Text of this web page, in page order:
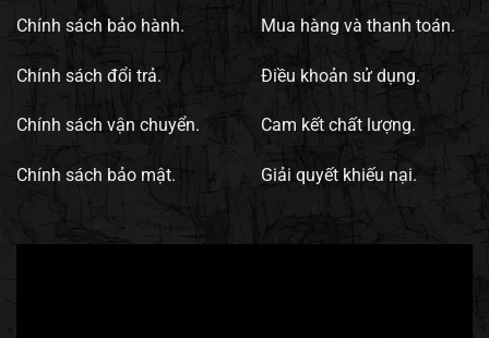
Chính sách bảo hành.
Chính sách đổi trả.
Chính sách vận chuyển.
Chính sách bảo mật.
Mua hàng và thanh toán.
Điều khoản sử dụng.
Cam kết chất lượng.
Giải quyết khiếu nại.